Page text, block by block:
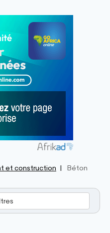
et construction Béton